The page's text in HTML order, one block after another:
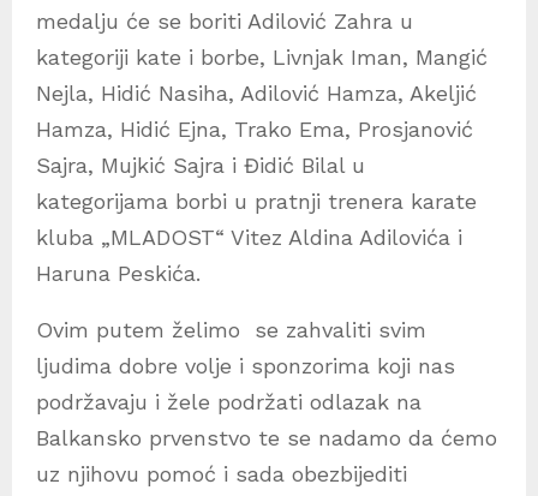
medalju će se boriti Adilović Zahra u
kategoriji kate i borbe, Livnjak Iman, Mangić
Nejla, Hidić Nasiha, Adilović Hamza, Akeljić
Hamza, Hidić Ejna, Trako Ema, Prosjanović
Sajra, Mujkić Sajra i Đidić Bilal u
kategorijama borbi u pratnji trenera karate
kluba „MLADOST“ Vitez Aldina Adilovića i
Haruna Peskića.
Ovim putem želimo se zahvaliti svim
ljudima dobre volje i sponzorima koji nas
podržavaju i žele podržati odlazak na
Balkansko prvenstvo te se nadamo da ćemo
uz njihovu pomoć i sada obezbijediti